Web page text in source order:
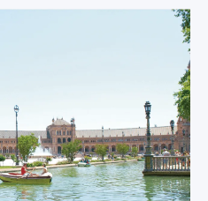
La Place
Luisa, cette
gigantesque place
semi-circulaire
construite en 1928